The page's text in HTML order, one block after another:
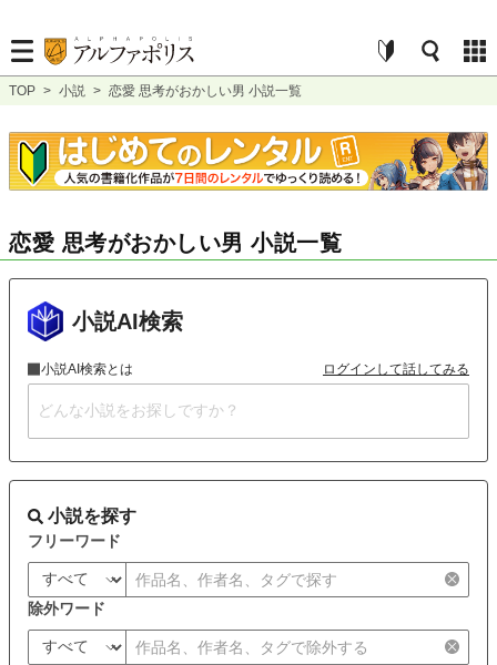
TOP > 小説 > 恋愛 思考がおかしい男 小説一覧
恋愛 思考がおかしい男 小説一覧
小説AI検索
小説AI検索とは ログインして話してみる
小説を探す
フリーワード
除外ワード